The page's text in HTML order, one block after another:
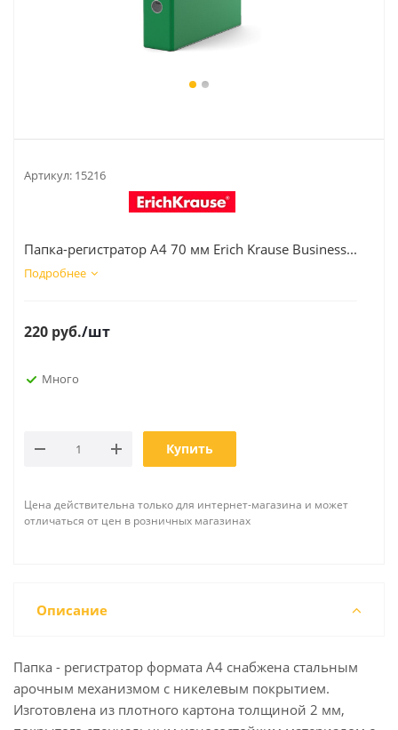
Артикул: 15216
Папка-регистратор А4 70 мм Erich Krause Business...
Подробнее
220 руб./шт
Много
Купить
Цена действительна только для интернет-магазина и может
отличаться от цен в розничных магазинах
Описание
Папка - регистратор формата А4 снабжена стальным
арочным механизмом с никелевым покрытием.
Изготовлена из плотного картона толщиной 2 мм,